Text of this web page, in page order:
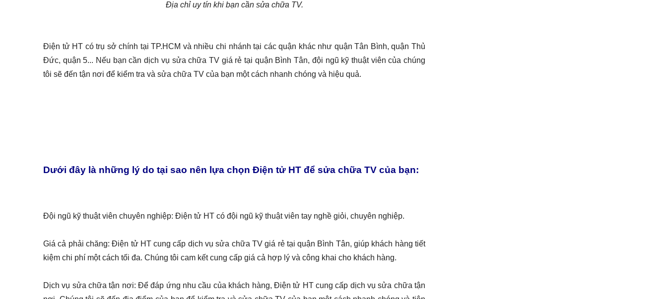
Địa chỉ uy tín khi bạn cần sửa chữa TV.
Điện tử HT có trụ sở chính tại TP.HCM và nhiều chi nhánh tại các quận khác như quận Tân Bình, quận Thủ
Đức, quận 5... Nếu bạn cần dịch vụ sửa chữa TV giá rẻ tại quận Bình Tân, đội ngũ kỹ thuật viên của chúng
tôi sẽ đến tận nơi để kiểm tra và sửa chữa TV của bạn một cách nhanh chóng và hiệu quả.
Dưới đây là những lý do tại sao nên lựa chọn Điện tử HT để sửa chữa TV của bạn:
Đội ngũ kỹ thuật viên chuyên nghiệp: Điện tử HT có đội ngũ kỹ thuật viên tay nghề giỏi, chuyên nghiệp.
Giá cả phải chăng: Điện tử HT cung cấp dịch vụ sửa chữa TV giá rẻ tại quận Bình Tân, giúp khách hàng tiết
kiệm chi phí một cách tối đa. Chúng tôi cam kết cung cấp giá cả hợp lý và công khai cho khách hàng.
Dịch vụ sửa chữa tận nơi: Để đáp ứng nhu cầu của khách hàng, Điện tử HT cung cấp dịch vụ sửa chữa tận